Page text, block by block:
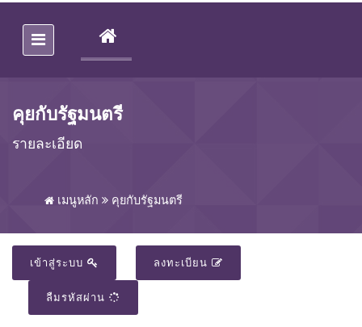
(CURRENT)
คุยกับรัฐมนตรี
รายละเอียด
เมนูหลัก คุยกับรัฐมนตรี
เข้าสู่ระบบ ลงทะเบียน
ลืมรหัสผ่าน